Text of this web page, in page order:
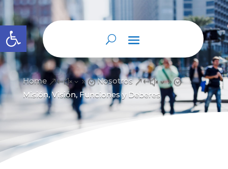
Abrir barra de herramientas
Home &#x39; Nosotros &#x39;
Misión, Visión, Funciones y Deberes